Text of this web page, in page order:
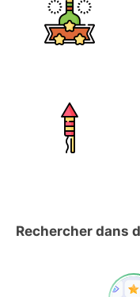
Rechercher dans